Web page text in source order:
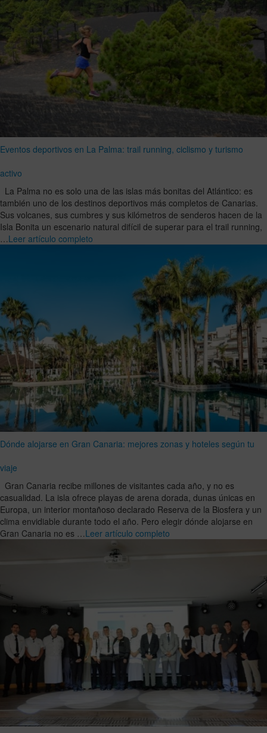
Eventos deportivos en La Palma: trail running, ciclismo y turismo
activo
La Palma no es solo una de las islas más bonitas del Atlántico: es
también uno de los destinos deportivos más completos de Canarias.
Sus volcanes, sus cumbres y sus kilómetros de senderos hacen de la
Isla Bonita un escenario natural difícil de superar para el trail running,
…Leer artículo completo
Dónde alojarse en Gran Canaria: mejores zonas y hoteles según tu
viaje
Gran Canaria recibe millones de visitantes cada año, y no es
casualidad. La isla ofrece playas de arena dorada, dunas únicas en
Europa, un interior montañoso declarado Reserva de la Biosfera y un
clima envidiable durante todo el año. Pero elegir dónde alojarse en
Gran Canaria no es …Leer artículo completo